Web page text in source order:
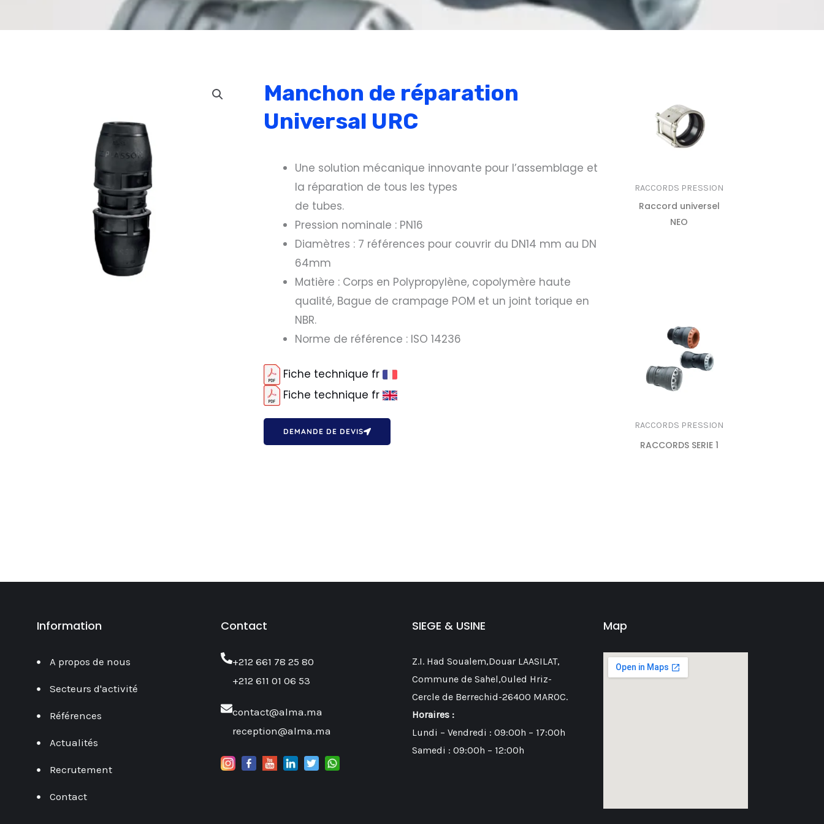
Manchon de réparation
Universal URC
Une solution mécanique innovante pour l’assemblage et
la réparation de tous les types
de tubes.
Pression nominale : PN16
Diamètres : 7 références pour couvrir du DN14 mm au DN
64mm
Matière : Corps en Polypropylène, copolymère haute
qualité, Bague de crampage POM et un joint torique en
NBR.
Norme de référence : ISO 14236
Fiche technique fr
Fiche technique fr
DEMANDE DE DEVIS
RACCORDS PRESSION
Raccord universel
NEO
RACCORDS PRESSION
RACCORDS SERIE 1
Information
A propos de nous
Secteurs d'activité
Références
Actualités
Recrutement
Contact
Contact
‎+212 661 78 25 80
+212 611 01 06 53
contact@alma.ma
reception@alma.ma
SIEGE & USINE
Z.I. Had Soualem,Douar LAASILAT,
Commune de Sahel,Ouled Hriz-
Cercle de Berrechid-26400 MAROC.
Horaires :
Lundi – Vendredi : 09:00h – 17:00h
Samedi : 09:00h – 12:00h
Map